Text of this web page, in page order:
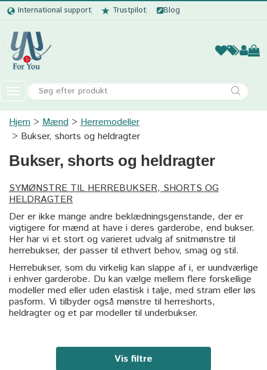
International support Trustpilot Blog
Kvinder
Toggle
navigation
Kvinder
Børn
Accessories
Hjem Mænd
Herremodeller
Bukser, shorts og heldragter
Bukser, shorts og heldragter
SYMØNSTRE TIL HERREBUKSER, SHORTS OG
HELDRAGTER
Der er ikke mange andre beklædningsgenstande, der er
vigtigere for mænd at have i deres garderobe, end bukser.
Her har vi et stort og varieret udvalg af snitmønstre til
herrebukser, der passer til ethvert behov, smag og stil.
Herrebukser, som du virkelig kan slappe af i, er uundværlige
i enhver garderobe. Du kan vælge mellem flere forskellige
modeller med eller uden elastisk i talje, med stram eller løs
pasform. Vi tilbyder også mønstre til herreshorts,
heldragter og et par modeller til underbukser.
Vis filtre